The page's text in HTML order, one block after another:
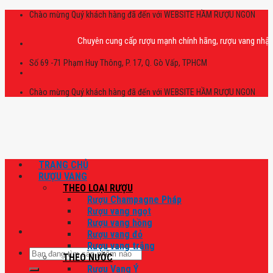
Skip
Chào mừng Quý khách hàng đã đến với WEBSITE HẦM RƯỢU NGON
Chuyên cung cấp rượu mạnh chính hãng, rượu vang nhập khẩu
Số 69 -71 Phạm Huy Thông, P. 17, Q. Gò Vấp, TPHCM
Chào mừng Quý khách hàng đã đến với WEBSITE HẦM RƯỢU NGON
Tìm
kiếm:
TRANG CHỦ
RƯỢU VANG
THEO LOẠI RƯỢU
Rượu Champagne Pháp
Rượu vang ngọt
Rượu vang hồng
Rượu vang đỏ
Rượu vang trắng
THEO NƯỚC
Rượu Vang Ý